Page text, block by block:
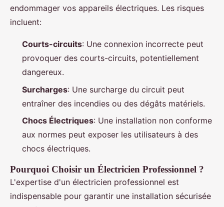
endommager vos appareils électriques. Les risques
incluent:
Courts-circuits: Une connexion incorrecte peut
provoquer des courts-circuits, potentiellement
dangereux.
Surcharges: Une surcharge du circuit peut
entraîner des incendies ou des dégâts matériels.
Chocs Électriques: Une installation non conforme
aux normes peut exposer les utilisateurs à des
chocs électriques.
Pourquoi Choisir un Électricien Professionnel ?
L'expertise d'un électricien professionnel est
indispensable pour garantir une installation sécurisée